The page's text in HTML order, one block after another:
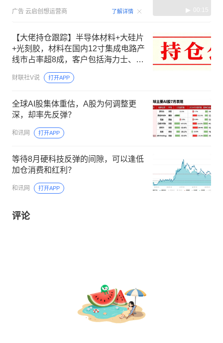
广告 云启创想运营商 了解详情 00:15
【大佬持仓跟踪】半导体材料+大硅片
+光刻胶，材料在国内12寸集成电路产
线市占率超8成，客户包括海力士、长
江存储等，这家公司间接参股300mm
大硅片领先企业
财联社V说 打开APP
全球AI股集体重估，A股为何调整更
深，却率先反弹？
和讯网 打开APP
等待8月硬科技反弹的间隙，可以逢低
加仓消费和红利？
和讯网 打开APP
评论